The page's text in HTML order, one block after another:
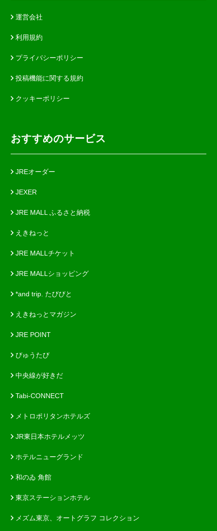
運営会社
利用規約
プライバシーポリシー
投稿機能に関する規約
クッキーポリシー
おすすめのサービス
JREオーダー
JEXER
JRE MALL ふるさと納税
えきねっと
JRE MALLチケット
JRE MALLショッピング
*and trip. たびびと
えきねっとマガジン
JRE POINT
びゅうたび
中央線が好きだ
Tabi-CONNECT
メトロポリタンホテルズ
JR東日本ホテルメッツ
ホテルニューグランド
和のゐ 角館
東京ステーションホテル
メズム東京、オートグラフ コレクション